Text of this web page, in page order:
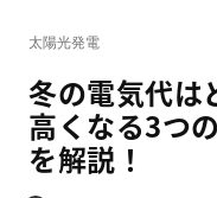
太陽光発電
冬の電気代は
高くなる3つ
を解説！